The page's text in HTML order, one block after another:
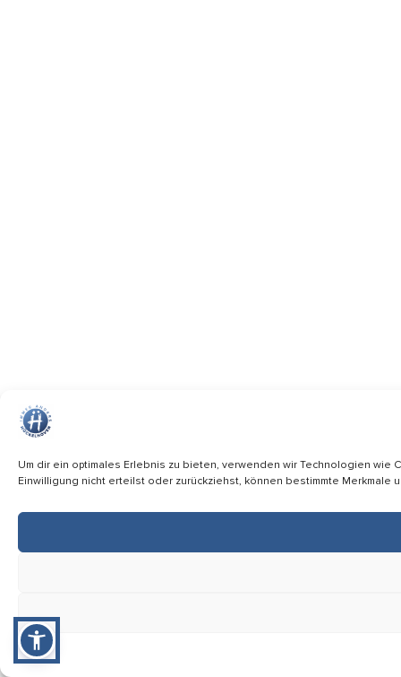
Um dir ein optimales Erlebnis zu bieten, verwenden wir Technologien
Einwilligung nicht erteilst oder zurückziehst, können bestimmte Merkmale